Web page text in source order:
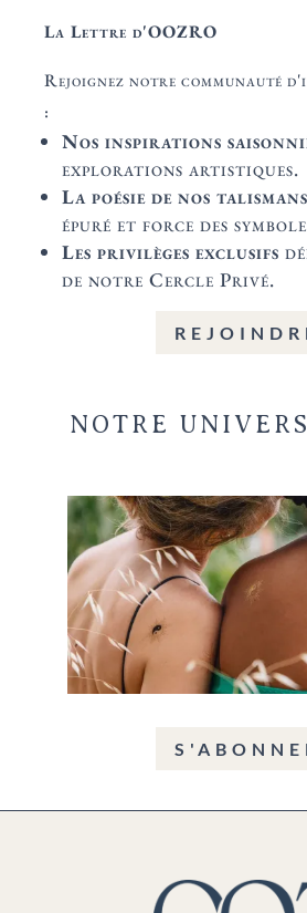
La Lettre d'OOZRO
Rejoignez notre communauté
:
Nos inspirations
explorations artistiques.
La poésie de nos
épuré et force des
Les privilèges exclusifs
de notre Cercle Privé.
NOTRE